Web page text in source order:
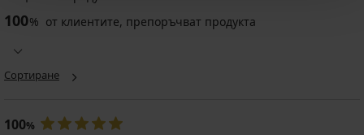
100% от клиентите, препоръчват продукта
Сортиране
100%